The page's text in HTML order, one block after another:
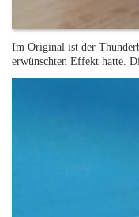
Im Original ist der
erwünschten Effekt hatte.